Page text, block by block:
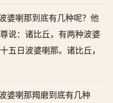
婆喇那到底有几种呢？他
说：诸比丘，有两种波婆
日波婆喇那。诸比丘，
婆喇那羯磨到底有几种